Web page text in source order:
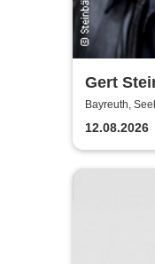
Gert
Bayreuth,
12.08.2026